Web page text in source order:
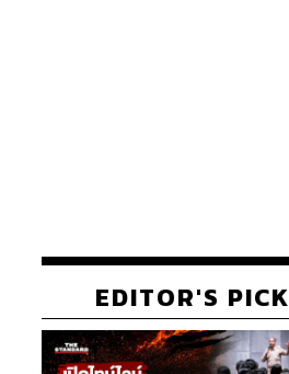
EDITOR'S PICK